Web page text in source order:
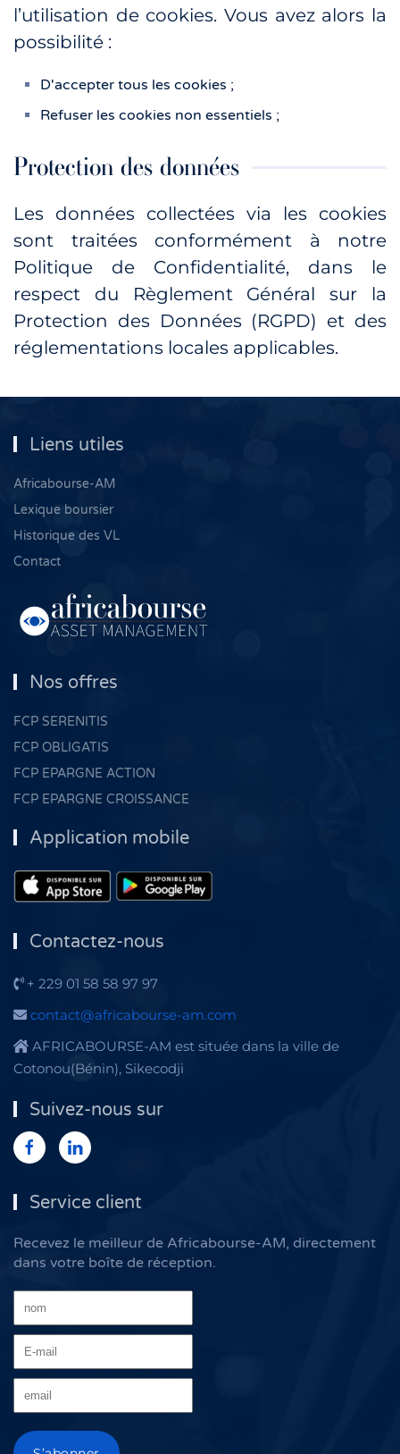
l’utilisation de cookies. Vous avez alors la
possibilité :
D'accepter tous les cookies ;
Refuser les cookies non essentiels ;
Protection des données
Les données collectées via les cookies
sont traitées conformément à notre
Politique de Confidentialité, dans le
respect du Règlement Général sur la
Protection des Données (RGPD) et des
réglementations locales applicables.
Liens utiles
Africabourse-AM
Lexique boursier
Historique des VL
Contact
Nos offres
FCP SERENITIS
FCP OBLIGATIS
FCP EPARGNE ACTION
FCP EPARGNE CROISSANCE
Application mobile
Contactez-nous
+ 229 01 58 58 97 97
contact@africabourse-am.com
AFRICABOURSE-AM est située dans la ville de
Cotonou(Bénin), Sikecodji
Suivez-nous sur
Service client
Recevez le meilleur de Africabourse-AM, directement
dans votre boîte de réception.